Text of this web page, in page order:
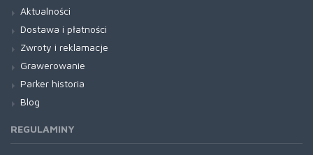
Aktualności
Dostawa i płatności
Zwroty i reklamacje
Grawerowanie
Parker historia
Blog
REGULAMINY